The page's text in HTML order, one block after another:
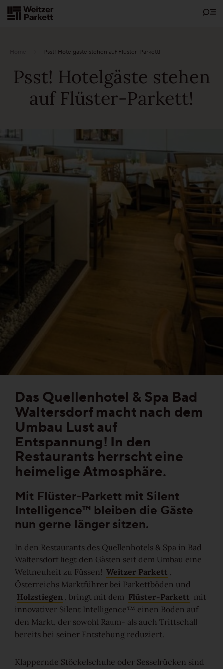
Showrooms
Bodenschätze
Nachhaltigkeit
Parkett
Funktionen
Pflegefrei-Parkett
Flüster-Parkett
Mehr über Farben erfahren
Holzmaserungen
Ruhig
Wild
Alle Maserungen ansehen
Lösungen
Treppen & Stiegen
Boden- & Sockelleisten
Zum
Inhalt
Psst! Hotelgäste stehen auf Flüster-Parkett!
Psst! Hotelgäste stehen
auf Flüster-Parkett!
Das Quellenhotel & Spa Bad
Waltersdorf macht nach dem
Umbau Lust auf
Entspannung! In den
Restaurants herrscht eine
heimelige Atmosphäre.
Mit Flüster-Parkett mit Silent
Intelligence™ bleiben die Gäste
nun gerne länger sitzen.
In den Restaurants des Quellenhotels & Spa in Bad
Waltersdorf liegt den Gästen seit dem Umbau eine
Weltneuheit zu Füssen! Weitzer Parkett ,
Österreichs Marktführer bei Parkettböden und
Holzstiegen , bringt mit dem Flüster-Parkett mit
innovativer Silent Intelligence™ einen Boden auf
den Markt, der sowohl Raum- als auch Trittschall
bereits bei seiner Entstehung reduziert.
Klappernde Stöckelschuhe oder Sesselrücken sind